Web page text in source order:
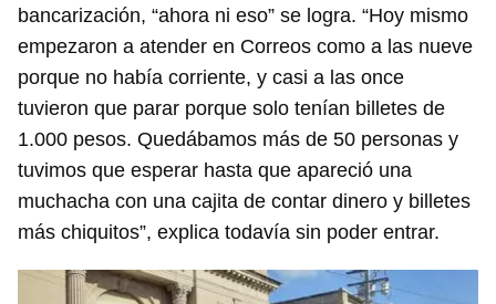
bancarización, “ahora ni eso” se logra. “Hoy mismo
empezaron a atender en Correos como a las nueve
porque no había corriente, y casi a las once
tuvieron que parar porque solo tenían billetes de
1.000 pesos. Quedábamos más de 50 personas y
tuvimos que esperar hasta que apareció una
muchacha con una cajita de contar dinero y billetes
más chiquitos”, explica todavía sin poder entrar.